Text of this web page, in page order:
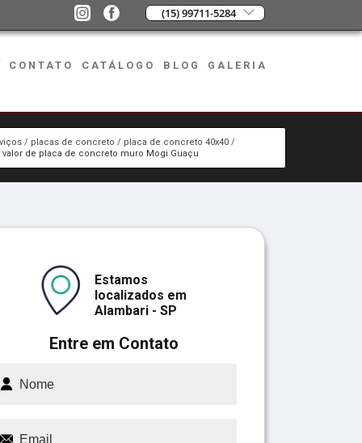
(15) 99711-5284
CONTATO CATÁLOGO BLOG GALERIA
placas de concreto
placa de concreto 40x40
valor de placa de concreto muro Mogi Guaçu
Entre em Contato
Estamos
localizados em
Alambari - SP